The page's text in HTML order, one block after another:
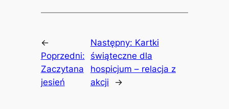
←
Poprzedni:
Zaczytana
jesień
Następny: Kartki
świąteczne dla
hospicjum – relacja z
akcji
→